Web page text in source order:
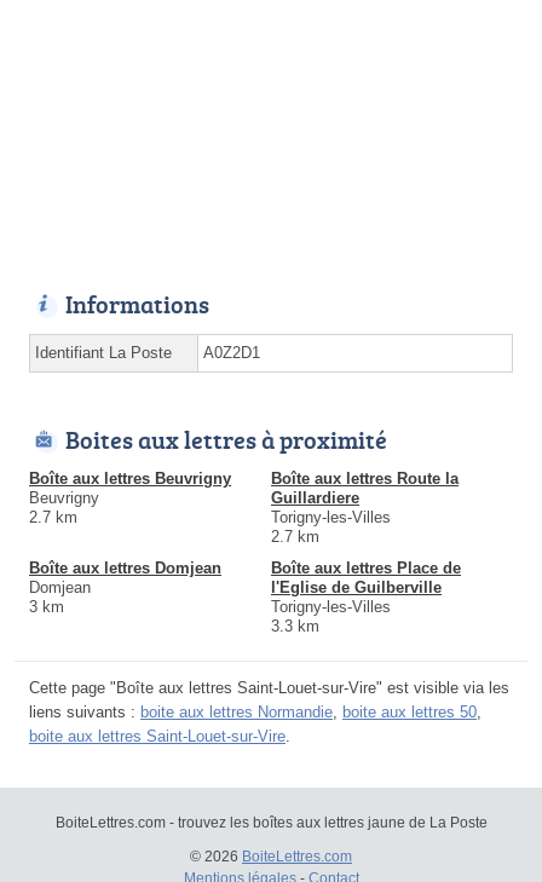
Informations
Identifiant La Poste A0Z2D1
Boites aux lettres à proximité
Boîte aux lettres Beuvrigny
Beuvrigny
2.7 km
Boîte aux lettres Route la
Guillardiere
Torigny-les-Villes
2.7 km
Boîte aux lettres Domjean
Domjean
3 km
Boîte aux lettres Place de
l'Eglise de Guilberville
Torigny-les-Villes
3.3 km
Cette page "Boîte aux lettres Saint-Louet-sur-Vire" est visible via les
liens suivants : boite aux lettres Normandie boite aux lettres 50
boite aux lettres Saint-Louet-sur-Vire
BoiteLettres.com - trouvez les boîtes aux lettres jaune de La Poste
© 2026 BoiteLettres.com
Mentions légales- Contact